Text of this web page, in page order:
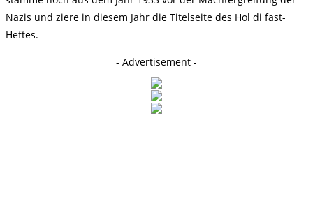
Nazis und ziere in diesem Jahr die Titelseite des Hol di fast-
Heftes.
- Advertisement -